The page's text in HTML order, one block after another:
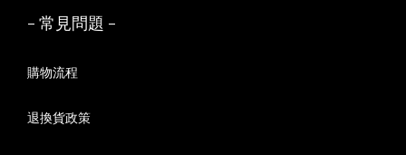
- 常見問題 -
購物流程
退換貨政策